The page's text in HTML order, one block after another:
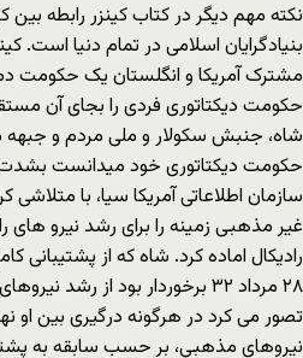
بنیادگرایان اسلامی در تمام دنیا است.
مشترک آمریکا و انگلستان یک حکومت
حکومت دیکتاتوری فردی را بجای آن
شاه، جنبش سکولار و ملی مردم و جبهه
حکومت دیکتاتوری خود میدانست
سازمان اطلاعاتی آمریکا سیا، با
غیر مذهبی زمینه را برای رشد نیرو های
رادیکال اماده کرد. شاه که از پشتیبانی
۲۸ مرداد ۳۲ برخوردار بود از
تصور می کرد در هرگونه درگیری بین او
نیروهای مذهبی، بر حسب سابقه به